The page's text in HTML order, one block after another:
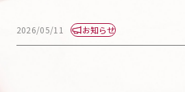
2026/05/11 お知らせ